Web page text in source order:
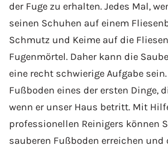
der Fuge zu erhalten. Jedes Mal,
seinen Schuhen auf einem
Schmutz und Keime auf die
Fugenmörtel. Daher kann die
eine recht schwierige Aufgabe
Fußboden eines der ersten Dinge,
wenn er unser Haus betritt. Mit
professionellen Reinigers können
sauberen Fußboden erreichen und